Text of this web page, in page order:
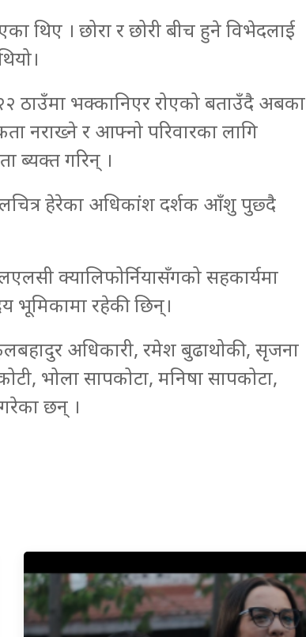
थिए । छोरा र छोरी बीच हुने विभेदलाई
ठाउँमा भक्कानिएर रोएको बताउँदै अबका
नराख्ने र आफ्नो परिवारका लागि
ब्यक्त गरिन् ।
हेरेका अधिकांश दर्शक आँशु पुछ्दै
क्यालिफोर्नियासँगको सहकार्यमा
भूमिकामा रहेकी छिन्।
अधिकारी, रमेश बुढाथोकी, सृजना
भोला सापकोटा, मनिषा सापकोटा,
छन् ।